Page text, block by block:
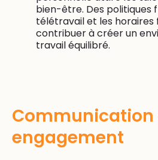
bien-être. Des politiques
télétravail et les horaires
contribuer à créer un
travail équilibré.
Communication
engagement